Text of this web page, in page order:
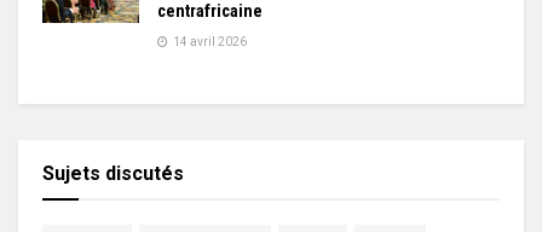
centrafricaine
14 avril 2026
Sujets discutés